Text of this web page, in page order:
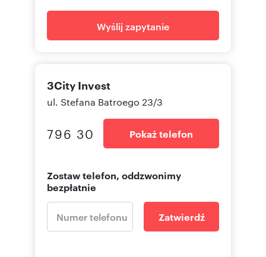
Wyślij zapytanie
3City Invest
ul. Stefana Batroego 23/3
796 30 Pokaż telefon
Zostaw telefon, oddzwonimy
bezpłatnie
Zatwierdź